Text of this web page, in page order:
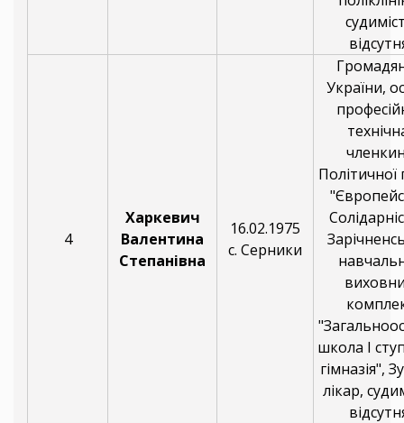
4
Харкевич
Валентина
Степанівна
16.02.1975
с. Серники
України,
Політичної
школа І
гімназія",
лікар,